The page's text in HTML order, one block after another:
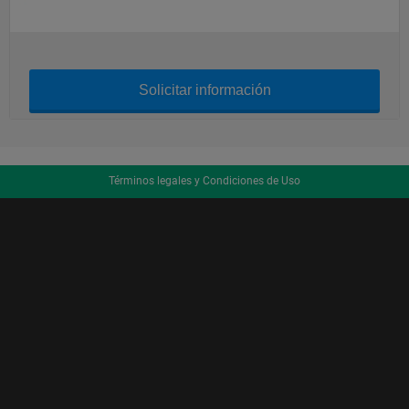
Solicitar información
Términos legales y Condiciones de Uso